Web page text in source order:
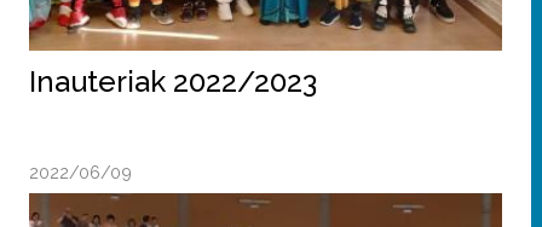
Inauteriak 2022/2023
2022/06/09